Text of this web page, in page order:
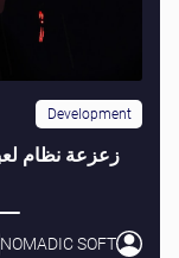
Development
NOMADIC SOFT